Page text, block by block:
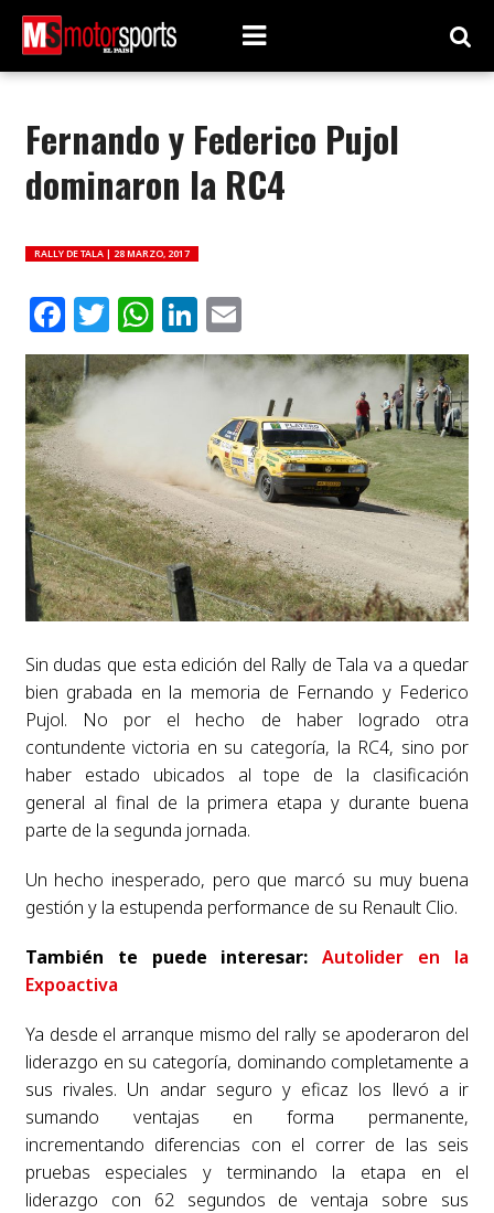
Fernando y Federico Pujol
dominaron la RC4
RALLY DE TALA | 28 MARZO, 2017
Facebook
Twitter
WhatsApp
LinkedIn
Email
Sin dudas que esta edición del Rally de Tala va a quedar
bien grabada en la memoria de Fernando y Federico
Pujol. No por el hecho de haber logrado otra
contundente victoria en su categoría, la RC4, sino por
haber estado ubicados al tope de la clasificación
general al final de la primera etapa y durante buena
parte de la segunda jornada.
Un hecho inesperado, pero que marcó su muy buena
gestión y la estupenda performance de su Renault Clio.
También te puede interesar:Autolider en la
Expoactiva
Ya desde el arranque mismo del rally se apoderaron del
liderazgo en su categoría, dominando completamente a
sus rivales. Un andar seguro y eficaz los llevó a ir
sumando ventajas en forma permanente,
incrementando diferencias con el correr de las seis
pruebas especiales y terminando la etapa en el
liderazgo con 62 segundos de ventaja sobre sus